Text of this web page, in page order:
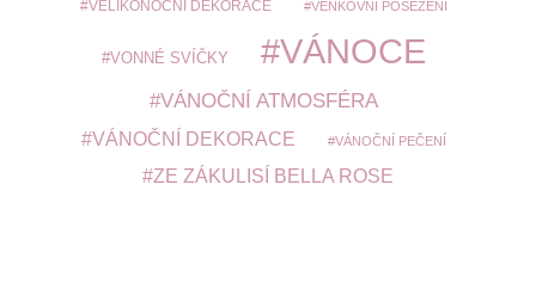
VELIKONOČNÍ DEKORACE VENKOVNÍ POSEZENÍ
VONNÉ SVÍČKY VÁNOCE
VÁNOČNÍ ATMOSFÉRA
VÁNOČNÍ DEKORACE VÁNOČNÍ PEČENÍ
ZE ZÁKULISÍ BELLA ROSE